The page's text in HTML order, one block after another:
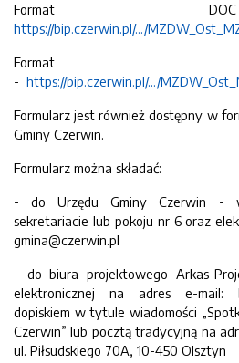
Format
https://bip.czerwin.pl/.../
- https://bip.czerwin.pl/.../
Formularz jest również dostępny w
Gminy Czerwin.
Formularz można składać:
- do Urzędu Gminy Czerwin -
sekretariacie lub pokoju nr 6 oraz
gmina@czerwin.pl
- do biura projektowego Arkas-
elektronicznej na adres e-mail:
dopiskiem w tytule wiadomości
Czerwin” lub pocztą tradycyjną na
ul. Piłsudskiego 70A, 10-450 Olsztyn